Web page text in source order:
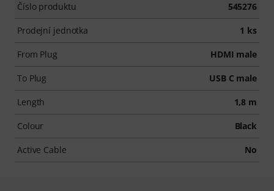
Číslo produktu 545276
Prodejní jednotka 1 ks
From Plug HDMI male
To Plug USB C male
Length 1,8 m
Colour Black
Active Cable No